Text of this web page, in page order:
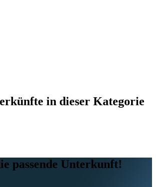
in dieser Kategorie
passende Unterkunft!